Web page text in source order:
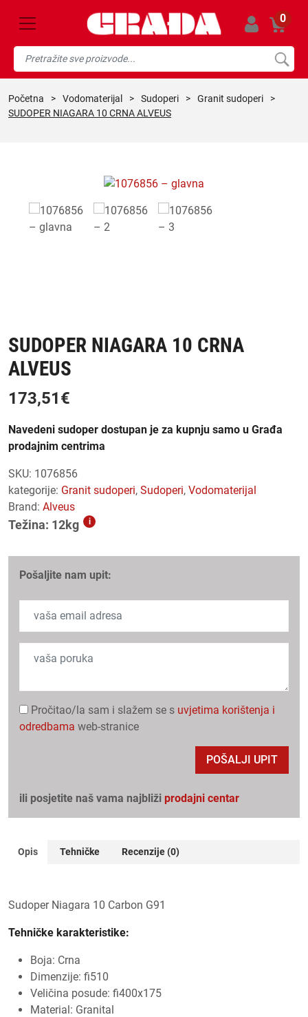
0
početna > vodomaterijal > sudoperi > granit sudoperi
>
SUDOPER NIAGARA 10 CRNA ALVEUS
SUDOPER NIAGARA 10 CRNA
ALVEUS
173,51€
Navedeni sudoper dostupan je za kupnju samo u Građa
prodajnim centrima
SKU: 1076856
kategorije:
granit sudoperi, sudoperi,
vodomaterijal
Brand: Alveus
Težina: 12kg i
Pošaljite nam upit:
Pročitao/la sam i slažem se s uvjetima korištenja i
odredbama web-stranice
POŠALJI UPIT
ili posjetite naš vama najbliži prodajni centar
Opis Tehničke Recenzije (0)
Sudoper Niagara 10 Carbon G91
Tehničke karakteristike:
Boja: Crna
Dimenzije: fi510
Veličina posude: fi400x175
Material: Granital